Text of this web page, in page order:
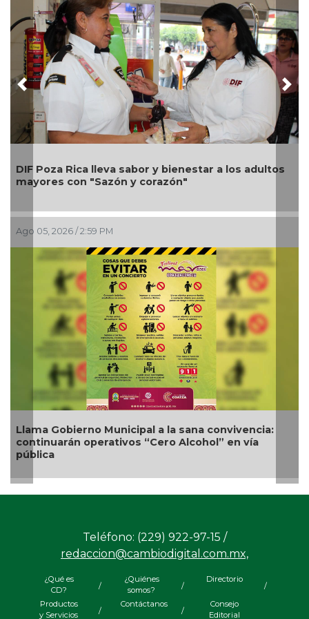
sabor y bienestar a los adultos
y corazón"
a la sana convivencia:
“Cero Alcohol” en vía
Una silla de ruedas,
Alondra: Pedro
Nueva oferta
competitividad
Previous
Teléfono: (229) 922-97-15 /
redaccion@cambiodigital.com.mx,
¿Qué es
CD?
/
¿Quiénes
somos?
/
Directorio
/
Productos
y Servicios
/
Contáctanos
/
Consejo
Editorial